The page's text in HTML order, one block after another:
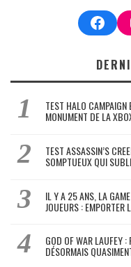
TEST HALO CAMPAIGN
MONUMENT DE LA
TEST ASSASSIN’S
SOMPTUEUX QUI
IL Y A 25 ANS, LA
JOUEURS : EMPORTER
GOD OF WAR LAUFEY
DÉSORMAIS